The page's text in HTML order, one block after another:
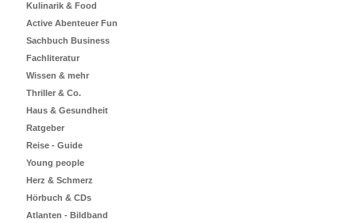
Kulinarik & Food
Active Abenteuer Fun
Sachbuch Business
Fachliteratur
Wissen & mehr
Thriller & Co.
Haus & Gesundheit
Ratgeber
Reise - Guide
Young people
Herz & Schmerz
Hörbuch & CDs
Atlanten - Bildband